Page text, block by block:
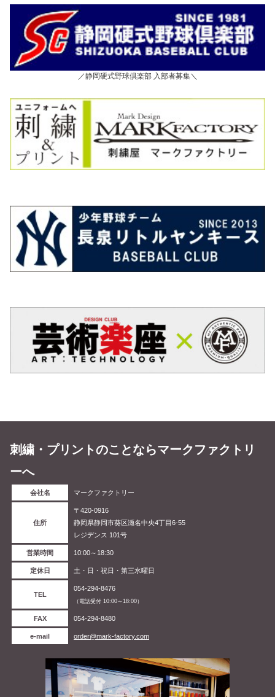
／静岡硬式野球倶楽部 入部者募集＼
刺繍・プリントのことならマークファクトリ
ーへ
会社名 マークファクトリー
住所
〒420-0916
静岡県静岡市葵区瀬名中央4丁目6-55
レジデンス 101号
営業時間 10:00～18:30
定休日 土・日・祝日・第三水曜日
TEL
054-294-8476
（電話受付 10:00～18:00）
FAX 054-294-8480
e-mail order@mark-factory.com